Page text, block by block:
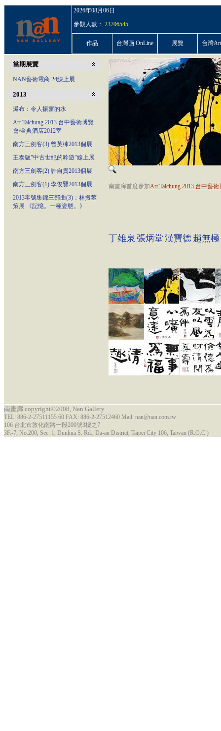
2026年08月06日
參觀人數： 23706545
作品 台灣画 OnLine 展覽 台灣
當期展覽
NAN藝術電商 24線上展
2013
瀑布：令人振奮的水
Art Taichung 2013 台中藝術博覽
會/金典酒店2012室
南方三劍客(3) 曾英棟2013個展
王泰融"中古世紀的吟遊"線上展
南方三劍客(2) 許自貴2013個展
南方三劍客(1) 李俊賢2013個展
2013零號集錦三部曲(3)：林振莖
策展 《記憶。一種姿態。》
南畫廊首度參加Art Taichung 2013 台中藝
丁雄泉 張炳堂 漢寶德 趙無極
南畫廊 copyright©2008, Nan Gallery
TEL: 886-2-27511155 60 FAX: 886-2-27512460 Mail: nan@nan.com.tw
106 台北市敦化南路一段200號3樓之7
3F.-7, No.200, Sec. 1, Dunhua S. Rd., Da-an District, Taipei City 106, Taiwan (R.O.C.)